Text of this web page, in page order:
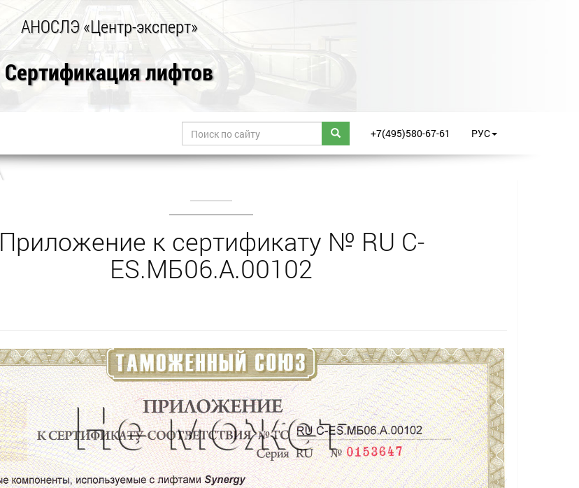
АНОСЛЭ «Центр-эксперт»
Сертификация лифтов
+7(495)580-67-61 РУС
Приложение к сертификату № RU С-
ES.МБ06.А.00102